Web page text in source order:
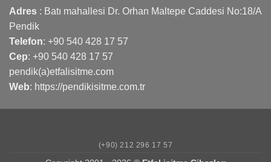
Adres : Batı mahallesi Dr. Orhan Maltepe Caddesi No:18/A
Pendik
Telefon: +90 540 428 17 57
Cep: +90 540 428 17 57
pendik(a)etfalisitme.com
Web: https://pendikisitme.com.tr
(+90) 212 296 17 57